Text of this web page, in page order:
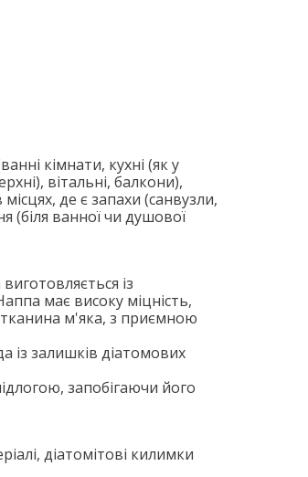
кімнати, кухні (як у
вітальні, балкони),
де є запахи (санвузли,
(біля ванної чи душової
із
має високу міцність,
м'яка, з приємною
із залишків діатомових
запобігаючи його
діатомітові килимки